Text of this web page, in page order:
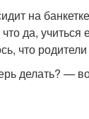
на
да,
что
делать? —